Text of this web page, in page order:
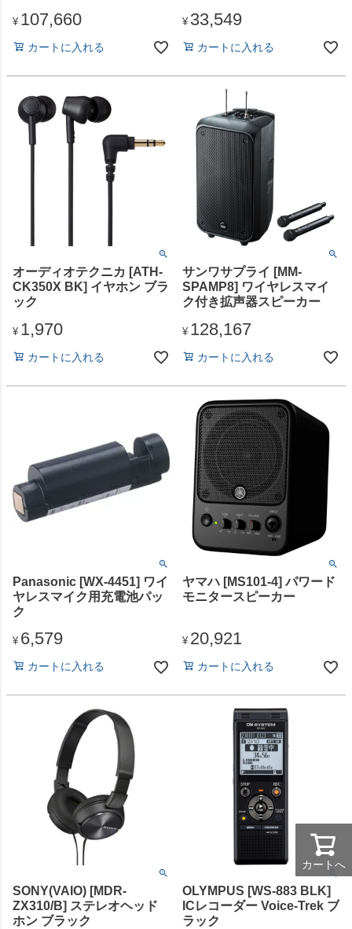
¥ 107,660
カートに入れる
¥ 33,549
カートに入れる
オーディオテクニカ [ATH-
CK350X BK] イヤホン ブラ
ック
¥ 1,970
カートに入れる
サンワサプライ [MM-
SPAMP8] ワイヤレスマイ
ク付き拡声器スピーカー
¥ 128,167
カートに入れる
Panasonic [WX-4451] ワイ
ヤレスマイク用充電池パッ
ク
¥ 6,579
カートに入れる
ヤマハ [MS101-4] パワード
モニタースピーカー
¥ 20,921
カートに入れる
SONY(VAIO) [MDR-
ZX310/B] ステレオヘッド
ホン ブラック
OLYMPUS [WS-883 BLK]
ICレコーダー Voice-Trek ブ
ラック
カートへ